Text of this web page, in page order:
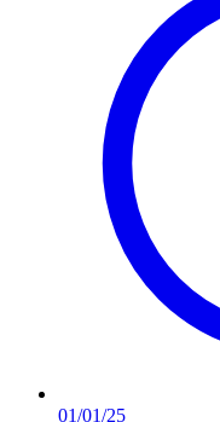
01/01/25